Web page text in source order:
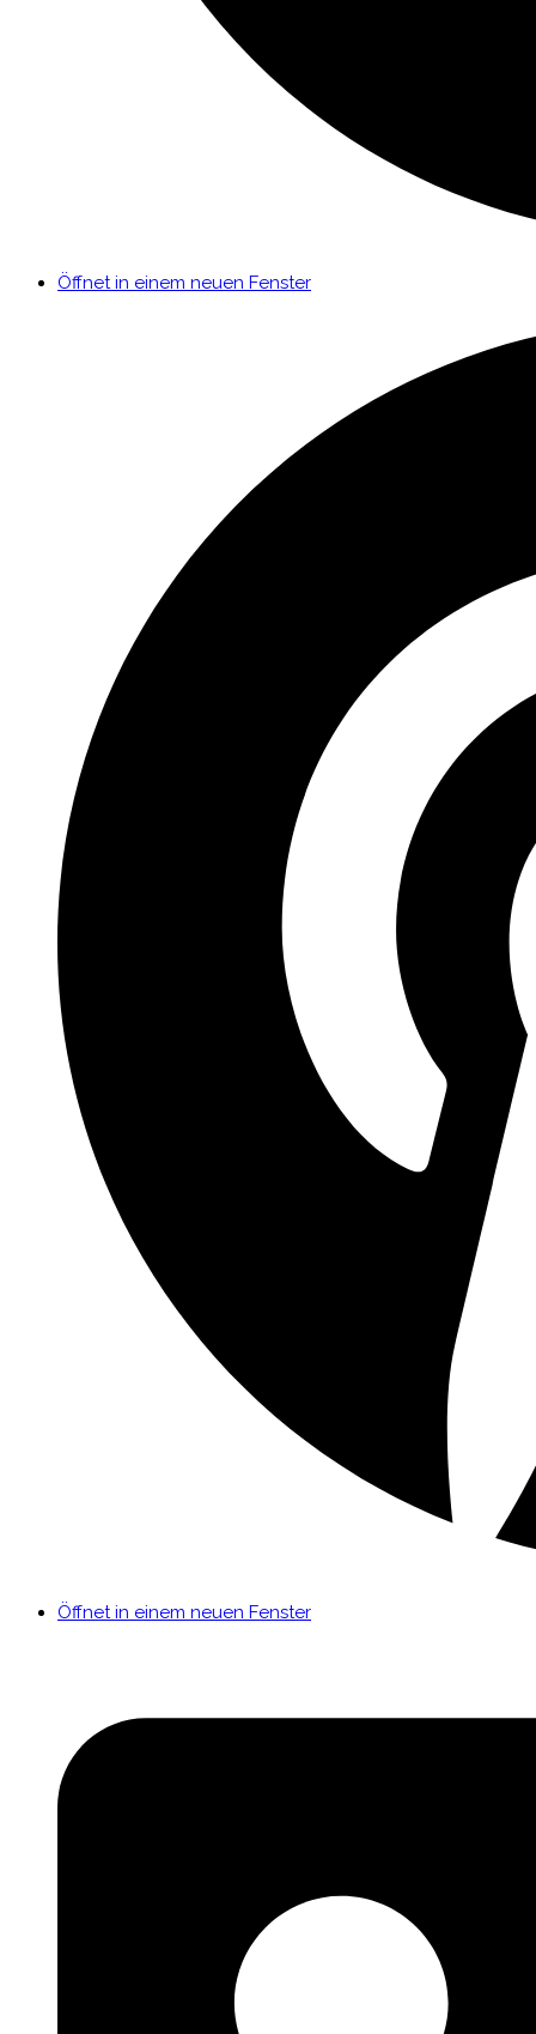
Öffnet in einem neuen Fenster
Öffnet in einem neuen Fenster